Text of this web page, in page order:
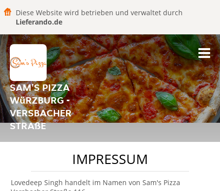
Diese Website wird betrieben und verwaltet durch
Lieferando.de
SAM'S PIZZA
WüRZBURG -
VERSBACHER
STRAßE
IMPRESSUM
Lovedeep Singh handelt im Namen von Sam's Pizza